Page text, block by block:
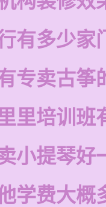
有多少家
专卖古筝
里培训班
小提琴好
学费大概